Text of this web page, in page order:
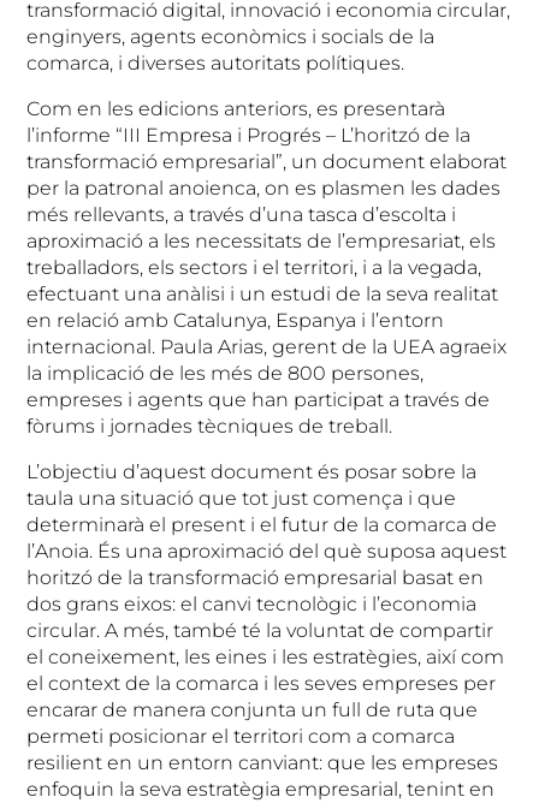
transformació digital, innovació i economia circular,
enginyers, agents econòmics i socials de la
comarca, i diverses autoritats polítiques.
Com en les edicions anteriors, es presentarà
l’informe “III Empresa i Progrés – L’horitzó de la
transformació empresarial”, un document elaborat
per la patronal anoienca, on es plasmen les dades
més rellevants, a través d’una tasca d’escolta i
aproximació a les necessitats de l’empresariat, els
treballadors, els sectors i el territori, i a la vegada,
efectuant una anàlisi i un estudi de la seva realitat
en relació amb Catalunya, Espanya i l’entorn
internacional. Paula Arias, gerent de la UEA agraeix
la implicació de les més de 800 persones,
empreses i agents que han participat a través de
fòrums i jornades tècniques de treball.
L’objectiu d’aquest document és posar sobre la
taula una situació que tot just comença i que
determinarà el present i el futur de la comarca de
l’Anoia. És una aproximació del què suposa aquest
horitzó de la transformació empresarial basat en
dos grans eixos: el canvi tecnològic i l’economia
circular. A més, també té la voluntat de compartir
el coneixement, les eines i les estratègies, així com
el context de la comarca i les seves empreses per
encarar de manera conjunta un full de ruta que
permeti posicionar el territori com a comarca
resilient en un entorn canviant: que les empreses
enfoquin la seva estratègia empresarial, tenint en